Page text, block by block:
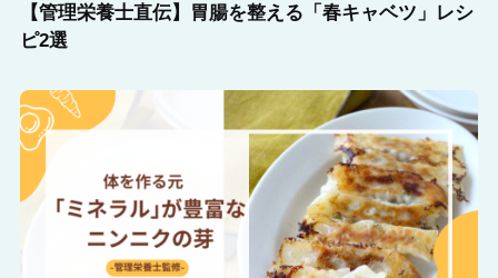
【管理栄養士直伝】胃腸を整える「春キャベツ」レシ
ピ2選